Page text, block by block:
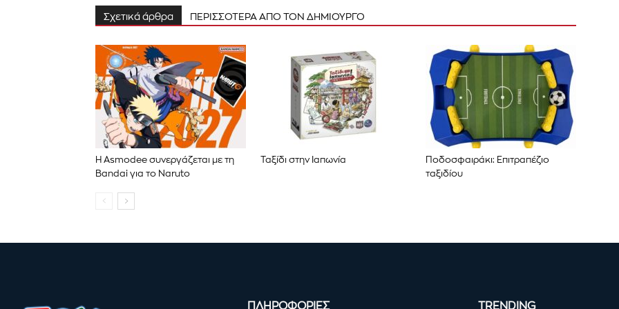
Σχετικά άρθρα ΠΕΡΙΣΣΟΤΕΡΑ ΑΠΟ ΤΟΝ ΔΗΜΙΟΥΡΓΟ
Η Asmodee συνεργάζεται με τη
Bandai για το Naruto
Ταξίδι στην Ιαπωνία
Ποδοσφαιράκι: Επιτραπέζιο
ταξιδίου
ΠΛΗΡΟΦΟΡΙΕΣ TRENDING